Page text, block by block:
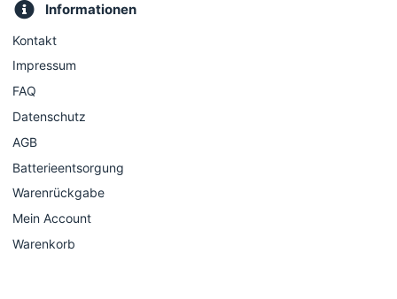
Informationen
Kontakt
Impressum
FAQ
Datenschutz
AGB
Batterieentsorgung
Warenrückgabe
Mein Account
Warenkorb